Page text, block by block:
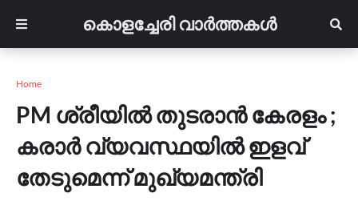
കൊളച്ചേരി വാർത്തകൾ
Home
PM ശ്രീയിൽ തുടരാൻ കേരളം ;
കരാർ വ്യവസ്ഥയിൽ ഇളവ്
തേടുമെന്ന് മുഖ്യമന്ത്രി